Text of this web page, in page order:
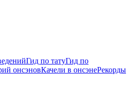
Гид по татуГид по
онсэновКачели в онсэнеРекорды